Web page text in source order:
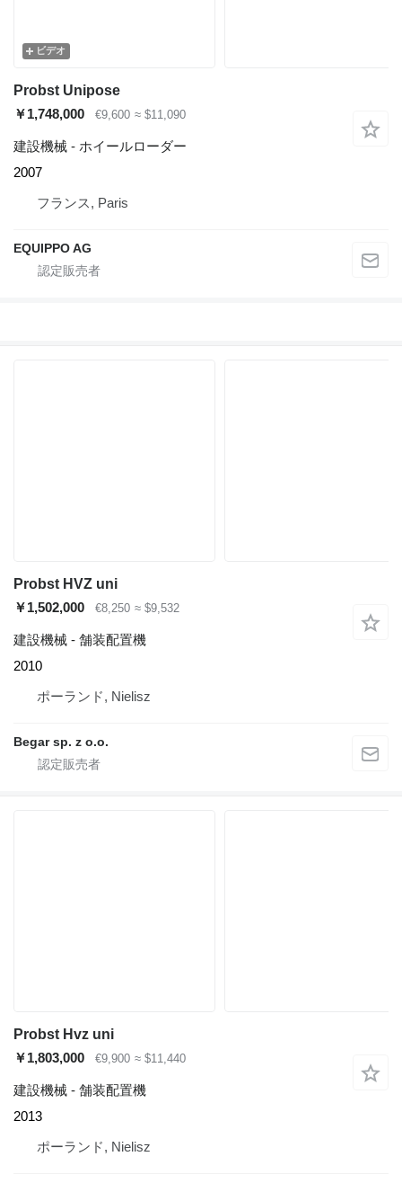
ビデオ
Probst Unipose
￥1,748,000
€9,600 ≈ $11,090
建設機械 - ホイールローダー
2007
フランス, Paris
EQUIPPO AG
Probst HVZ uni
￥1,502,000
€8,250 ≈ $9,532
建設機械 - 舗装配置機
2010
ポーランド, Nielisz
Begar sp. z o.o.
Probst Hvz uni
￥1,803,000
€9,900 ≈ $11,440
建設機械 - 舗装配置機
2013
ポーランド, Nielisz